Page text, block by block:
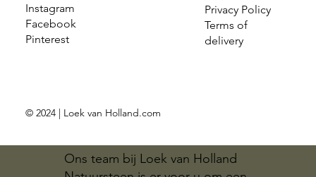
Ons team bij Loek van Holland
Instagram
Facebook
Pinterest
Privacy Policy
Terms of
delivery
© 2024 | Loek van Holland.com